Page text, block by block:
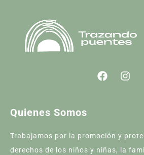
Quienes Somos
Trabajamos por la promoción y
derechos de los niños y niñas, la